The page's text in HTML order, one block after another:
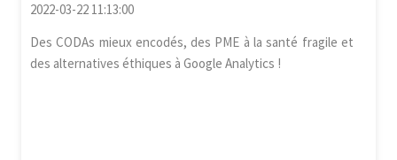
2022-03-22 11:13:00
Des CODAs mieux encodés, des PME à la santé fragile et
des alternatives éthiques à Google Analytics !